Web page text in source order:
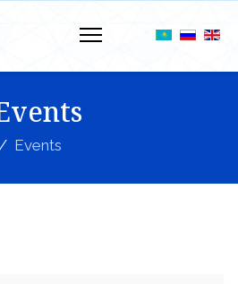
Events